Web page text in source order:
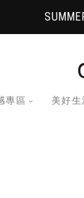
專區 美好生